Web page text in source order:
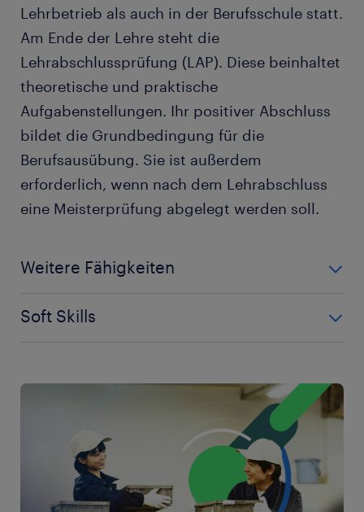
Lehrbetrieb als auch in der Berufsschule statt.
Am Ende der Lehre steht die
Lehrabschlussprüfung (LAP). Diese beinhaltet
theoretische und praktische
Aufgabenstellungen. Ihr positiver Abschluss
bildet die Grundbedingung für die
Berufsausübung. Sie ist außerdem
erforderlich, wenn nach dem Lehrabschluss
eine Meisterprüfung abgelegt werden soll.
Weitere Fähigkeiten
Fliesen- und Plattenleger ist die Erfüllung der
Koordination, Geschicklichkeit sowie ein räumliches
Vorstellungsvermögen und körperliche
Belastbarkeit. Ebenfalls bringen Fliesenleger die
Bereitschaft mit, Arbeits- und Schutzkleidung zu
tragen, beispielsweise Handschuhe und
Sicherheitsbrillen, wenn sie mit
Steinschneidemaschinen arbeiten.
Soft Skills
flexibel an neue Arbeitsbedingungen an. Wenn sie
im Team arbeiten, zeichnen sie sich durch gute
Kommunikationsfähigkeiten aus. Fliesenleger
arbeiten geschickt und sorgfältig, damit die
Qualitätsstandards ihres Handwerks stets
eingehalten werden und es seitens des Kunden zu